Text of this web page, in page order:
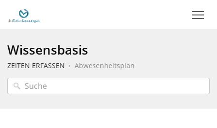
Wissensbasis
ZEITEN ERFASSEN Abwesenheitsplan